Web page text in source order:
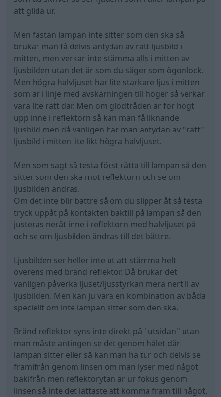
har någon gjort något med halvljuset?
Funderade lite på det där också i förbifarten. Ser ju
rätt skumt ut. Kan det månne se ut så om reflektorn
blivit sönderbränd?
Får se om jag kan se detta bättre ...
att glida ur.
Men fastän lampan inte sitter som den ska så
brukar man få delvis antydan av rätt ljusbild i
mitten, men verkar inte stämma alls i mitten av
ljusbilden utan det är som du säger som ögonlock.
Men högra halvljuset har lite starkare ljus i mitten
som är i linje med avskärningen till höger så verkar
vara lite rätt där. Men om glödtråden är för högt
upp inne i reflektorn så kan man få liknande
ljusbild men då vanligen har man antydan av ''rätt''
ljusbild i mitten lite likt högra halvljuset.
Men som sagt så testa först rätta till lampan så den
sitter som den ska mot reflektorn och se om
ljusbilden ändras.
Om det inte blir bättre så om du slipper åt så testa
tryck uppåt på kontakten baktill på lampan så den
justeras neråt inne i reflektorn med halvljuset på
och se om ljusbilden ändras till det bättre.
Ljusbilden ser heller inte ut att stämma helt
överens med bränd reflektor. Då brukar det
vanligen påverka ljuset/ljusstyrkan mera nertill av
ljusbilden. Men kan ju vara en kombination av båda
speciellt om inte lampan sitter som den ska.
Bränd reflektor syns inte direkt på ''utsidan'' utan
man måste antingen se det genom hålet där
lampan sitter eller så kan man ha tur och delvis se
framifrån genom linsen om man lyser med något
bakifrån men reflektorytan är ur fokus genom
linsen så inte det lättaste att komma fram till något.